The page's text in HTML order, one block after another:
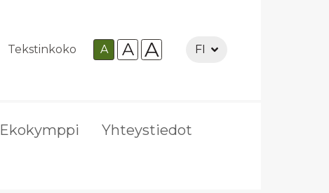
Tekstinkoko A A A FI
Ekokymppi
Yhteystiedot